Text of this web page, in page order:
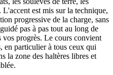
est mis sur la technique,
progressive de la charge, sans
pas à pas tout au long de
vos progrès. Le cours convient
en particulier à tous ceux qui
la zone des haltères libres et